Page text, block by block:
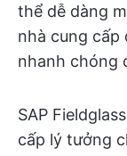
thể dễ dàng
nhà cung cấp
nhanh chóng
SAP
cấp lý tưởng